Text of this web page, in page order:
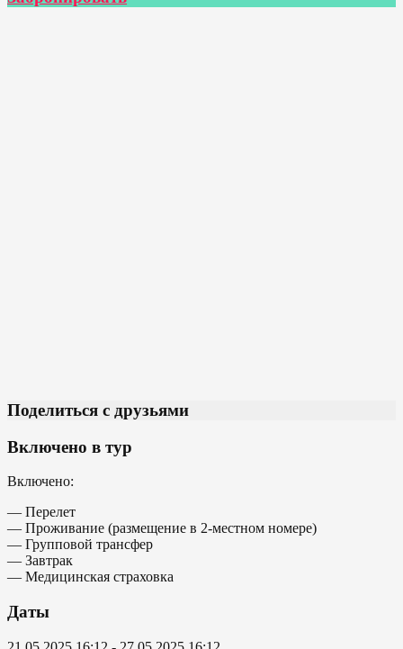
Поделиться с друзьями
Включено в тур
Включено:
— Перелет
— Проживание (размещение в 2-местном номере)
— Групповой трансфер
— Завтрак
— Медицинская страховка
Даты